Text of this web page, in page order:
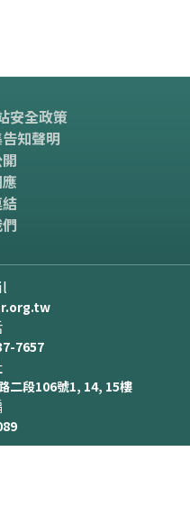
安全政策
知聲明
7657
二段106號1, 14, 15樓